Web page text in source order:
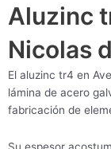
Aluzinc
Nicolas
El aluzinc tr4 en
lámina de acero
fabricación de